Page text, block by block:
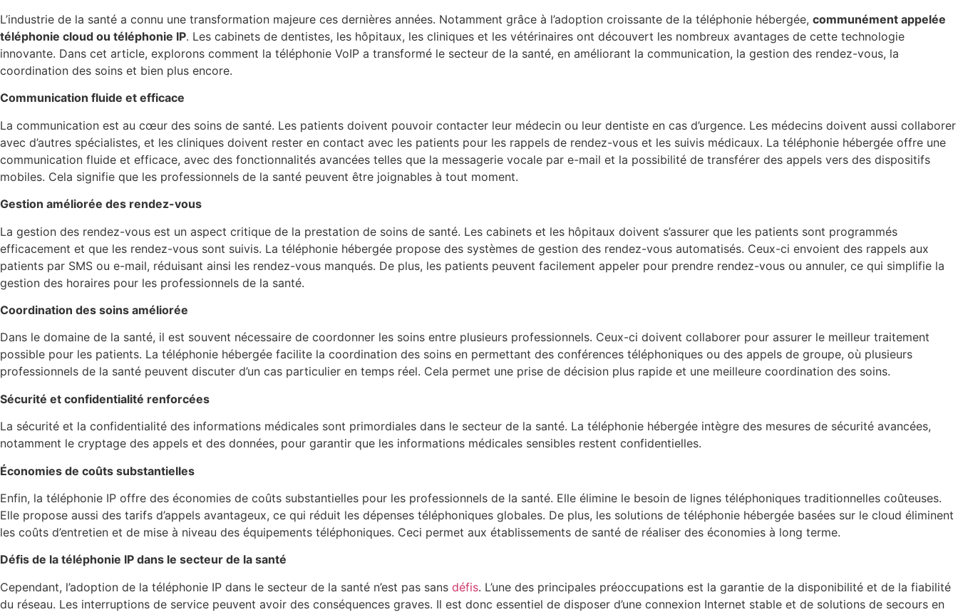
L’industrie de la santé a connu une transformation majeure ces dernières années. Notamment grâce à l’adoption croissante de la téléphonie hébergée, communément appelée
téléphonie cloud ou téléphonie IP. Les cabinets de dentistes, les hôpitaux, les cliniques et les vétérinaires ont découvert les nombreux avantages de cette technologie
innovante. Dans cet article, explorons comment la téléphonie VoIP a transformé le secteur de la santé, en améliorant la communication, la gestion des rendez-vous, la
coordination des soins et bien plus encore.
Communication fluide et efficace
La communication est au cœur des soins de santé. Les patients doivent pouvoir contacter leur médecin ou leur dentiste en cas d’urgence. Les médecins doivent aussi collaborer
avec d’autres spécialistes, et les cliniques doivent rester en contact avec les patients pour les rappels de rendez-vous et les suivis médicaux. La téléphonie hébergée offre une
communication fluide et efficace, avec des fonctionnalités avancées telles que la messagerie vocale par e-mail et la possibilité de transférer des appels vers des dispositifs
mobiles. Cela signifie que les professionnels de la santé peuvent être joignables à tout moment.
Gestion améliorée des rendez-vous
La gestion des rendez-vous est un aspect critique de la prestation de soins de santé. Les cabinets et les hôpitaux doivent s’assurer que les patients sont programmés
efficacement et que les rendez-vous sont suivis. La téléphonie hébergée propose des systèmes de gestion des rendez-vous automatisés. Ceux-ci envoient des rappels aux
patients par SMS ou e-mail, réduisant ainsi les rendez-vous manqués. De plus, les patients peuvent facilement appeler pour prendre rendez-vous ou annuler, ce qui simplifie la
gestion des horaires pour les professionnels de la santé.
Coordination des soins améliorée
Dans le domaine de la santé, il est souvent nécessaire de coordonner les soins entre plusieurs professionnels. Ceux-ci doivent collaborer pour assurer le meilleur traitement
possible pour les patients. La téléphonie hébergée facilite la coordination des soins en permettant des conférences téléphoniques ou des appels de groupe, où plusieurs
professionnels de la santé peuvent discuter d’un cas particulier en temps réel. Cela permet une prise de décision plus rapide et une meilleure coordination des soins.
Sécurité et confidentialité renforcées
La sécurité et la confidentialité des informations médicales sont primordiales dans le secteur de la santé. La téléphonie hébergée intègre des mesures de sécurité avancées,
notamment le cryptage des appels et des données, pour garantir que les informations médicales sensibles restent confidentielles.
Économies de coûts substantielles
Enfin, la téléphonie IP offre des économies de coûts substantielles pour les professionnels de la santé. Elle élimine le besoin de lignes téléphoniques traditionnelles coûteuses.
Elle propose aussi des tarifs d’appels avantageux, ce qui réduit les dépenses téléphoniques globales. De plus, les solutions de téléphonie hébergée basées sur le cloud éliminent
les coûts d’entretien et de mise à niveau des équipements téléphoniques. Ceci permet aux établissements de santé de réaliser des économies à long terme.
Défis de la téléphonie IP dans le secteur de la santé
Cependant, l’adoption de la téléphonie IP dans le secteur de la santé n’est pas sans défis. L’une des principales préoccupations est la garantie de la disponibilité et de la fiabilité
du réseau. Les interruptions de service peuvent avoir des conséquences graves. Il est donc essentiel de disposer d’une connexion Internet stable et de solutions de secours en